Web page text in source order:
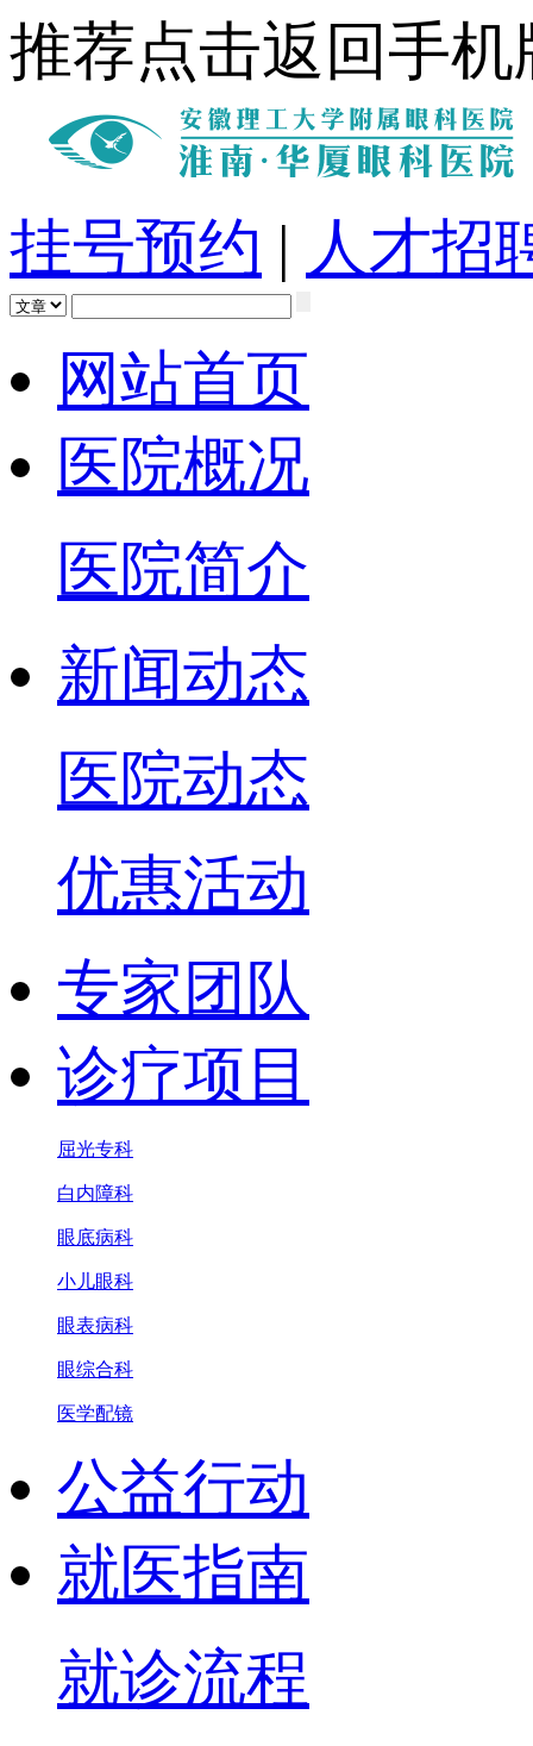
推荐点击返回手机
挂号预约 | 人才招
网站首页
医院概况
医院简介
新闻动态
医院动态
优惠活动
专家团队
诊疗项目
屈光专科
白内障科
眼底病科
小儿眼科
眼表病科
眼综合科
医学配镜
公益行动
就医指南
就诊流程